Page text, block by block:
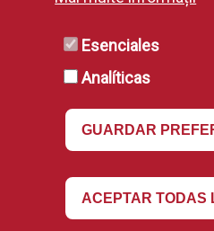
Esenciales
Analíticas
GUARDAR
ACEPTAR TODAS